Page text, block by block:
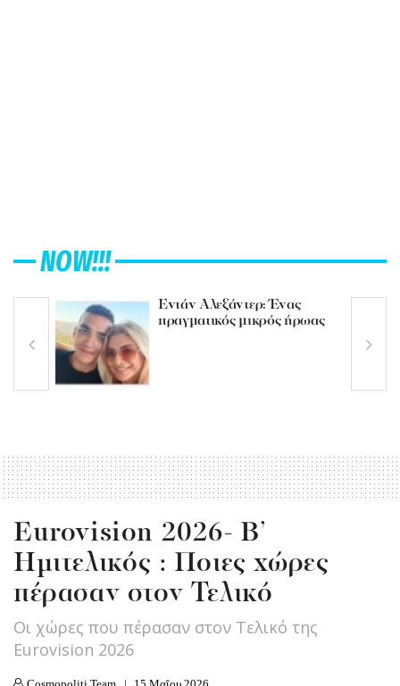
NOW!!!
Εντάν Αλεξάντερ: Ένας
πραγματικός μικρός ήρωας
Eurovision 2026- Β’
Ημιτελικός : Ποιες χώρες
πέρασαν στον Τελικό
Οι χώρες που πέρασαν στον Τελικό της
Eurovision 2026